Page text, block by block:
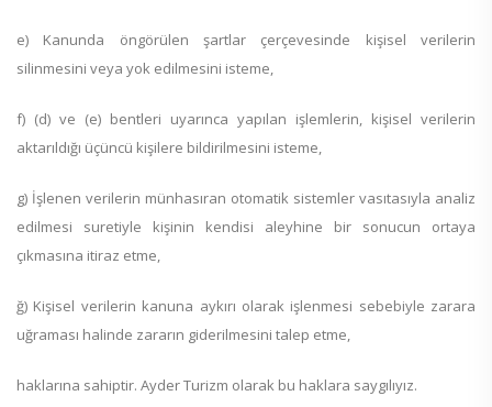
e) Kanunda öngörülen şartlar çerçevesinde kişisel verilerin
silinmesini veya yok edilmesini isteme,
f) (d) ve (e) bentleri uyarınca yapılan işlemlerin, kişisel verilerin
aktarıldığı üçüncü kişilere bildirilmesini isteme,
g) İşlenen verilerin münhasıran otomatik sistemler vasıtasıyla analiz
edilmesi suretiyle kişinin kendisi aleyhine bir sonucun ortaya
çıkmasına itiraz etme,
ğ) Kişisel verilerin kanuna aykırı olarak işlenmesi sebebiyle zarara
uğraması halinde zararın giderilmesini talep etme,
haklarına sahiptir. Ayder Turizm olarak bu haklara saygılıyız.